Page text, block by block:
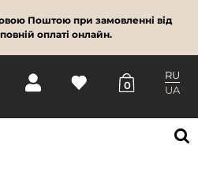
Поштою при замовленні від
оплаті онлайн.
0
RU
UA